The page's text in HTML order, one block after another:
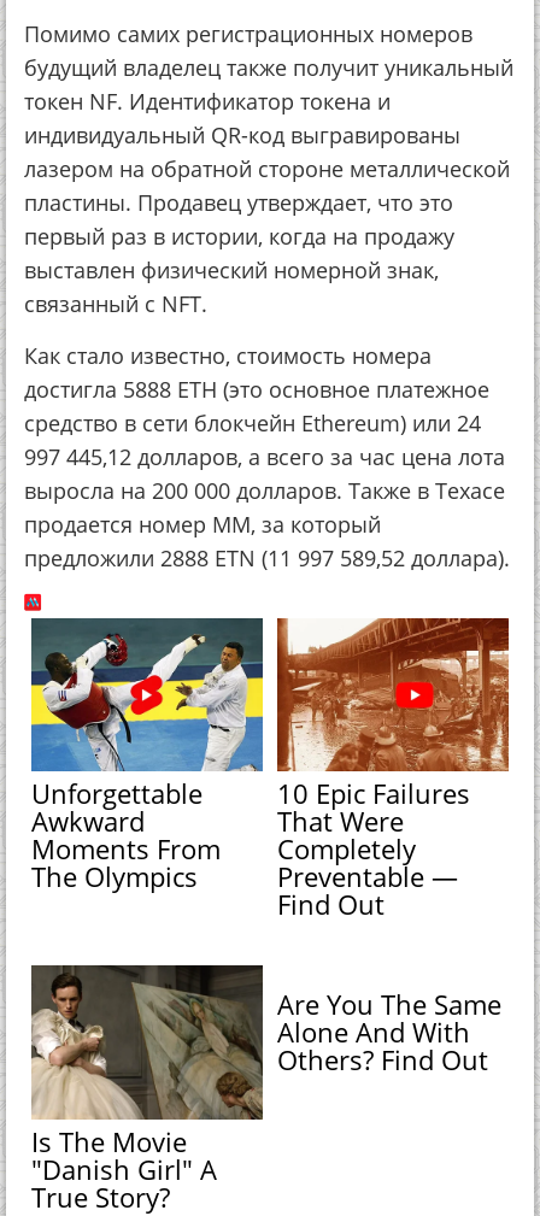
Помимо самих регистрационных номеров
будущий владелец также получит уникальный
токен NF. Идентификатор токена и
индивидуальный QR-код выгравированы
лазером на обратной стороне металлической
пластины. Продавец утверждает, что это
первый раз в истории, когда на продажу
выставлен физический номерной знак,
связанный с NFT.
Как стало известно, стоимость номера
достигла 5888 ETH (это основное платежное
средство в сети блокчейн Ethereum) или 24
997 445,12 долларов, а всего за час цена лота
выросла на 200 000 долларов. Также в Техасе
продается номер MM, за который
предложили 2888 ETN (11 997 589,52 доллара).
Unforgettable
Awkward
Moments From
The Olympics
10 Epic Failures
That Were
Completely
Preventable —
Find Out
Is The Movie
"Danish Girl" A
True Story?
Are You The Same
Alone And With
Others? Find Out